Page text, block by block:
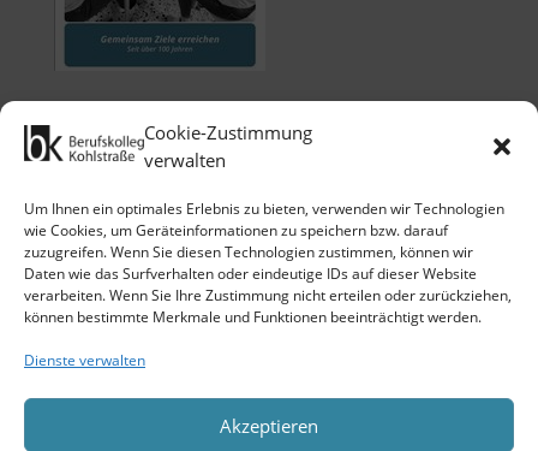
Cookie-Zustimmung
verwalten
Um Ihnen ein optimales Erlebnis zu bieten, verwenden wir Technologien
wie Cookies, um Geräteinformationen zu speichern bzw. darauf
zuzugreifen. Wenn Sie diesen Technologien zustimmen, können wir
Daten wie das Surfverhalten oder eindeutige IDs auf dieser Website
verarbeiten. Wenn Sie Ihre Zustimmung nicht erteilen oder zurückziehen,
können bestimmte Merkmale und Funktionen beeinträchtigt werden.
Dienste verwalten
Akzeptieren
Klicken Sie auf 'Ich stimme zu', um
Google maps zu nutzen.
Cookie-Richtlinie